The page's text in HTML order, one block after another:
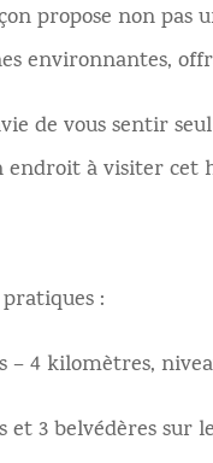
propose non pas
environnantes,
de vous sentir
endroit à visiter cet
:
– 4 kilomètres,
et 3 belvédères